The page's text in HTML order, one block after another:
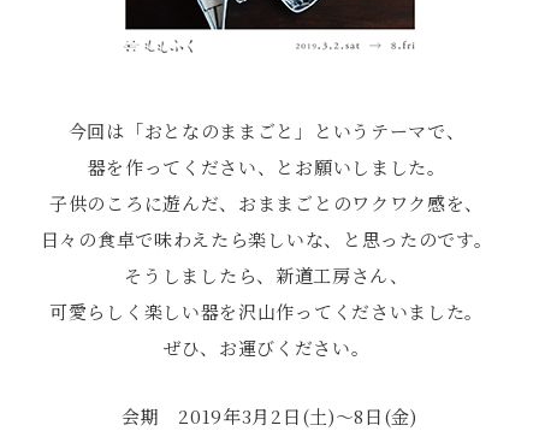
今回は「おとなのままごと」というテーマで、
器を作ってください、とお願いしました。
子供のころに遊んだ、おままごとのワクワク感を、
日々の食卓で味わえたら楽しいな、と思ったのです。
そうしましたら、新道工房さん、
可愛らしく楽しい器を沢山作ってくださいました。
ぜひ、お運びください。
会期 2019年3月2日(土)〜8日(金)